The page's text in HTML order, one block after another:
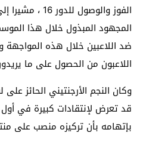
الفوز والوصول
المجهود المبذول خلال هذا
ضد اللاعبين خلال هذه
اللاعبون من الحصول على ما
قد تعرض لإنتقادات كبيرة في
بإتهامه بأن تركيزه منصب على